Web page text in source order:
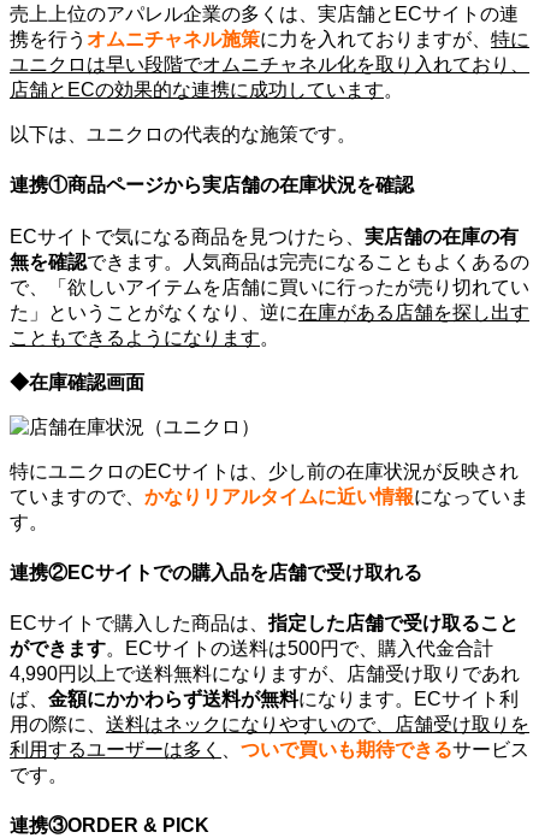
売上上位のアパレル企業の多くは、実店舗とECサイトの連
携を行う オムニチャネル施策に力を入れておりますが、 特に
ユニクロは早い段階でオムニチャネル化を取り入れており、
店舗とECの効果的な連携に成功しています。
以下は、ユニクロの代表的な施策です。
連携①商品ページから実店舗の在庫状況を確認
ECサイトで気になる商品を見つけたら、 実店舗の在庫の有
無を確認できます。人気商品は完売になることもよくあるの
で、「欲しいアイテムを店舗に買いに行ったが売り切れてい
た」ということがなくなり、逆に在庫がある店舗を探し出す
こともできるようになります。
◆在庫確認画面
特にユニクロのECサイトは、少し前の在庫状況が反映され
ていますので、 かなりリアルタイムに近い情報になっていま
す。
連携②ECサイトでの購入品を店舗で受け取れる
ECサイトで購入した商品は、指定した店舗で受け取ること
ができます。ECサイトの送料は500円で、購入代金合計
4,990円以上で送料無料になりますが、店舗受け取りであれ
ば、 金額にかかわらず送料が無料になります。ECサイト利
用の際に、 送料はネックになりやすいので、店舗受け取りを
利用するユーザーは多く
ついで買いも期待できるサービス
です。
連携③ORDER & PICK